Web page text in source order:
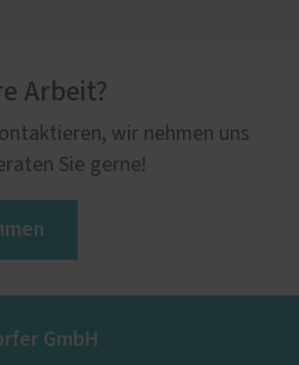
Arbeit?
wir nehmen uns
Sie gerne!
GmbH